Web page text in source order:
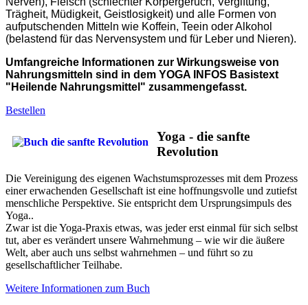
Trägheit, Müdigkeit, Geistlosigkeit) und alle Formen von
aufputschenden Mitteln wie Koffein, Teein oder Alkohol
(belastend für das Nervensystem und für Leber und Nieren).
Umfangreiche Informationen zur Wirkungsweise von
Nahrungsmitteln sind in dem YOGA INFOS Basistext
"Heilende Nahrungsmittel" zusammengefasst.
Bestellen
Yoga - die sanfte
Revolution
Die Vereinigung des eigenen Wachstumsprozesses mit dem Prozess
einer erwachenden Gesellschaft ist eine hoffnungsvolle und zutiefst
menschliche Perspektive. Sie entspricht dem Ursprungsimpuls des
Yoga..
Zwar ist die Yoga-Praxis etwas, was jeder erst einmal für sich selbst
tut, aber es verändert unsere Wahrnehmung – wie wir die äußere
Welt, aber auch uns selbst wahrnehmen – und führt so zu
gesellschaftlicher Teilhabe.
Weitere Informationen zum Buch